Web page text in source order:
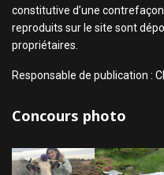
constitutive d’une
reproduits sur le site sont
propriétaires.
Responsable de publication :
Concours photo